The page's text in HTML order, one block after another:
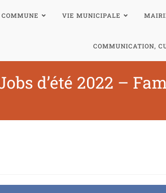
COMMUNE VIE MUNICIPALE
COMMUNICATION,
d’été 2022 –